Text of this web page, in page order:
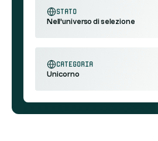
stato
Nell'universo di selezione
categoria
Unicorno